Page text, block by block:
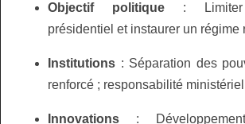
Objectif politique : Limiter
présidentiel et instaurer un régime
Institutions : Séparation des
renforcé ; responsabilité
Innovations :